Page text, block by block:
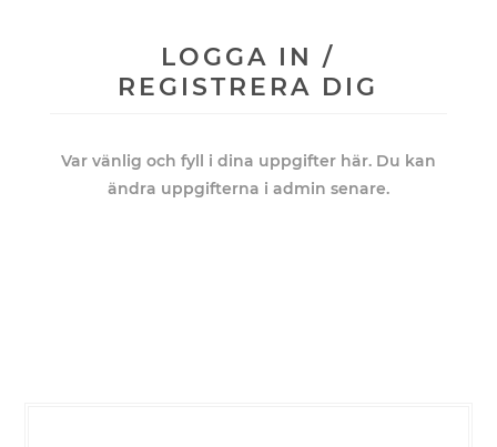
LOGGA IN /
REGISTRERA DIG
Var vänlig och fyll i dina uppgifter här. Du kan
ändra uppgifterna i admin senare.